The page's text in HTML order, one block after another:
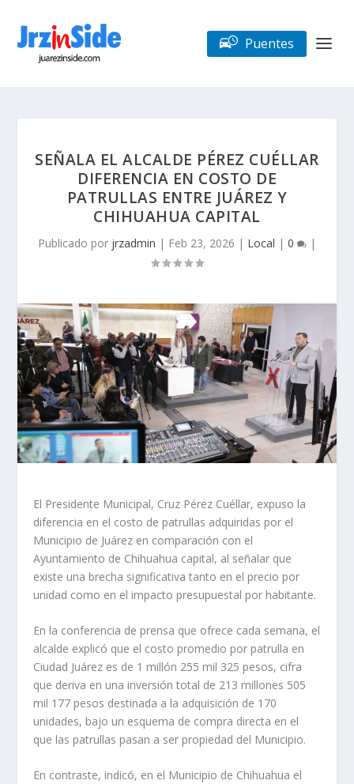
Puentes
SEÑALA EL ALCALDE PÉREZ CUÉLLAR
DIFERENCIA EN COSTO DE
PATRULLAS ENTRE JUÁREZ Y
CHIHUAHUA CAPITAL
Publicado por jrzadmin | Feb 23, 2026 | Local | 0 |
El Presidente Municipal, Cruz Pérez Cuéllar, expuso la
diferencia en el costo de patrullas adquiridas por el
Municipio de Juárez en comparación con el
Ayuntamiento de Chihuahua capital, al señalar que
existe una brecha significativa tanto en el precio por
unidad como en el impacto presupuestal por habitante.
En la conferencia de prensa que ofrece cada semana, el
alcalde explicó que el costo promedio por patrulla en
Ciudad Juárez es de 1 millón 255 mil 325 pesos, cifra
que deriva en una inversión total de 213 millones 505
mil 177 pesos destinada a la adquisición de 170
unidades, bajo un esquema de compra directa en el
que las patrullas pasan a ser propiedad del Municipio.
En contraste, indicó, en el Municipio de Chihuahua el